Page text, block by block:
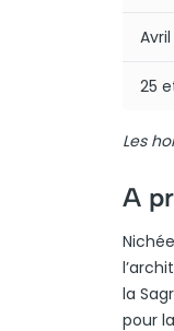
25
Les
A
la
pour